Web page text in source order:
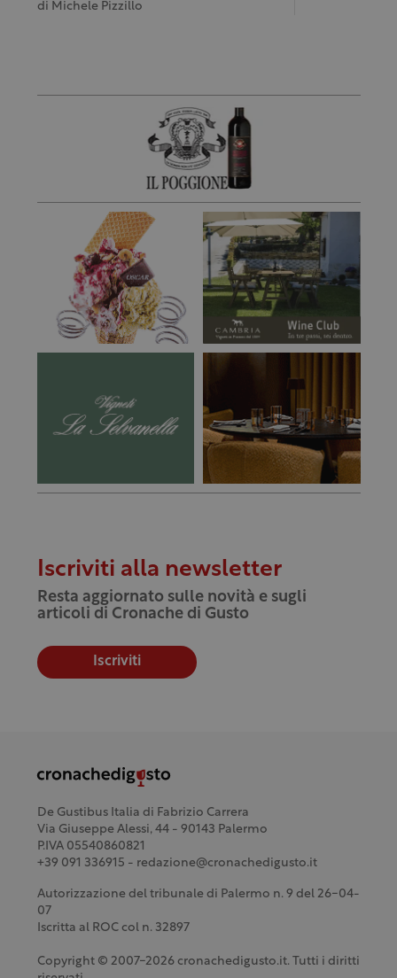
di Michele Pizzillo
Iscriviti alla newsletter
Resta aggiornato sulle novità e sugli
articoli di Cronache di Gusto
Iscriviti
De Gustibus Italia di Fabrizio Carrera
Via Giuseppe Alessi, 44 - 90143 Palermo
P.IVA 05540860821
+39 091 336915 - redazione@cronachedigusto.it
Autorizzazione del tribunale di Palermo n. 9 del 26-04-
07
Iscritta al ROC col n. 32897
Copyright © 2007-2026 cronachedigusto.it. Tutti i diritti